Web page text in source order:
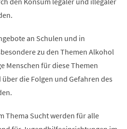
an Schulen und in
zu den Themen Alkohol
Menschen für diese Themen
die Folgen und Gefahren des
Thema Sucht werden für alle